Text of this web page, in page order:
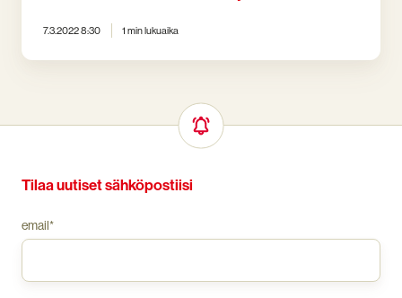
7.3.2022 8:30 1 min lukuaika
Tilaa uutiset sähköpostiisi
email*